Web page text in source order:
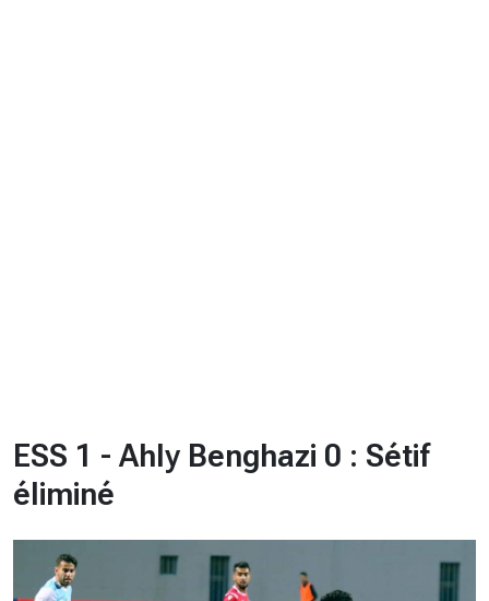
ESS 1 - Ahly Benghazi 0 : Sétif
éliminé